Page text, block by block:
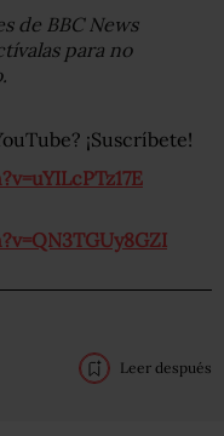
de BBC News
para no
¡Suscríbete!
Leer después